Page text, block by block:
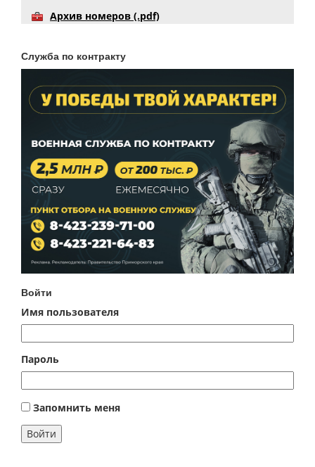
Архив номеров (.pdf)
Служба по контракту
Войти
Имя пользователя
Пароль
Запомнить меня
Войти